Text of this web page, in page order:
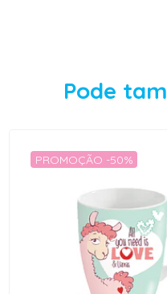
Pode
PROMOÇÃO -50%